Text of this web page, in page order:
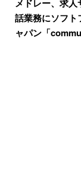
メドレー、求人
話業務にソフト
ャパン「